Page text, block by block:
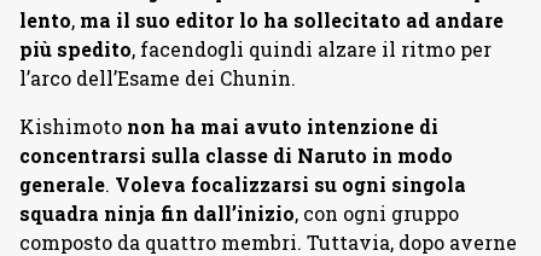
lento, ma il suo editor lo ha sollecitato ad andare
più spedito, facendogli quindi alzare il ritmo per
l’arco dell’Esame dei Chunin.
Kishimoto non ha mai avuto intenzione di
concentrarsi sulla classe di Naruto in modo
generale. Voleva focalizzarsi su ogni singola
squadra ninja fin dall’inizio, con ogni gruppo
composto da quattro membri. Tuttavia, dopo averne